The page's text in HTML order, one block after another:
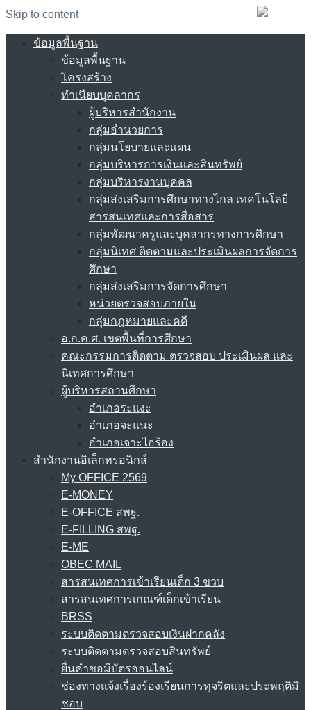
Skip to content
ข้อมูลพื้นฐาน
ข้อมูลพื้นฐาน
โครงสร้าง
ทำเนียบบุคลากร
ผู้บริหารสำนักงาน
กลุ่มอำนวยการ
กลุ่มนโยบายและแผน
กลุ่มบริหารการเงินและสินทรัพย์
กลุ่มบริหารงานบุคคล
กลุ่มส่งเสริมการศึกษาทางไกล เทคโนโลยี
สารสนเทศและการสื่อสาร
กลุ่มพัฒนาครูและบุคลากรทางการศึกษา
กลุ่มนิเทศ ติดตามและประเมินผลการจัดการ
ศึกษา
กลุ่มส่งเสริมการจัดการศึกษา
หน่วยตรวจสอบภายใน
กลุ่มกฎหมายและคดี
อ.ก.ค.ศ. เขตพื้นที่การศึกษา
คณะกรรมการติดตาม ตรวจสอบ ประเมินผล และ
นิเทศการศึกษา
ผู้บริหารสถานศึกษา
อำเภอระแงะ
อำเภอจะแนะ
อำเภอเจาะไอร้อง
สำนักงานอิเล็กทรอนิกส์
My OFFICE 2569
E-MONEY
E-OFFICE สพฐ.
E-FILLING สพฐ.
E-ME
OBEC MAIL
สารสนเทศการเข้าเรียนเด็ก 3 ขวบ
สารสนเทศการเกณฑ์เด็กเข้าเรียน
BRSS
ระบบติดตามตรวจสอบเงินฝากคลัง
ระบบติดตามตรวจสอบสินทรัพย์
ยื่นคำขอมีบัตรออนไลน์
ช่องทางแจ้งเรื่องร้องเรียนการทุจริตและประพฤติมิ
ชอบ